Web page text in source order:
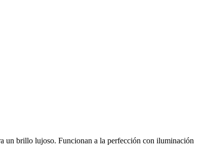
un brillo lujoso. Funcionan a la perfección con iluminación